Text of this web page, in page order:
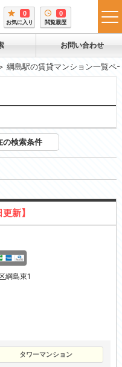
0
お気に入り
0
閲覧履歴
お問い合わせ
綱島駅の賃貸マンション一覧ペ
の検索条件
新】
綱島東1
タワーマンション